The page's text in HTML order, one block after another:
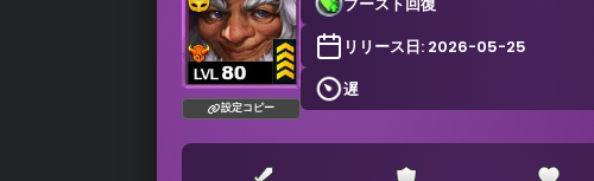
設定コピー
リリース日: 2026-05-25
遅